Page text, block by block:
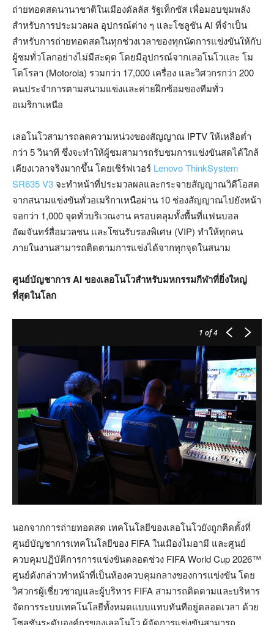
ถ่ายทอดสดนานาชาติในเมืองดัลลัส รัฐเท็กซัส เพื่อมอบขุมพลัง
สำหรับการประมวลผล อุปกรณ์ต่าง ๆ และโซลูชัน AI ที่จำเป็น
สำหรับการถ่ายทอดสดในทุกช่วงเวลาของทุกนัดการแข่งขันให้กับ
ผู้ชมทั่วโลกอย่างไม่มีสะดุด โดยมีอุปกรณ์จากเลอโนโวและ โม
โตโรลา (Motorola) รวมกว่า 17,000 เครื่อง และวิศวกรกว่า 200
คนประจำการตามสนามแข่งและค่ายฝึกซ้อมของทีมทั่ว
อเมริกาเหนือ
เลอโนโวสามารถลดความหน่วงของสัญญาณ IPTV ให้เหลือต่ำ
กว่า 5 วินาที ซึ่งจะทำให้ผู้ชมสามารถรับชมการแข่งขันสดได้ใกล้
เคียงเวลาจริงมากขึ้น โดยเซิร์ฟเวอร์ Lenovo ThinkSystem
SR635 V3 จะทำหน้าที่ประมวลผลและกระจายสัญญาณวิดีโอสด
จากสนามแข่งขันทั่วอเมริกาเหนือผ่าน 10 ช่องสัญญาณไปยังหน้า
จอกว่า 1,000 จุดทั่วบริเวณงาน ครอบคลุมทั้งพื้นที่แฟนบอล
อัฒจันทร์สื่อมวลชน และโซนรับรองพิเศษ (VIP) ทำให้ทุกคน
ภายในงานสามารถติดตามการแข่งได้จากทุกจุดในสนาม
ศูนย์บัญชาการ AI ของเลอโนโวสำหรับมหกรรมกีฬาที่ยิ่งใหญ่
ที่สุดในโลก
1 of 4
นอกจากการถ่ายทอดสด เทคโนโลยีของเลอโนโวยังถูกติดตั้งที่
ศูนย์บัญชาการเทคโนโลยีของ FIFA ในเมืองไมอามี และศูนย์
ควบคุมปฏิบัติการการแข่งขันตลอดช่วง FIFA World Cup 2026™
ศูนย์ดังกล่าวทำหน้าที่เป็นห้องควบคุมกลางของการแข่งขัน โดย
วิศวกรผู้เชี่ยวชาญและผู้บริหาร FIFA สามารถติดตามและบริหาร
จัดการระบบเทคโนโลยีทั้งหมดแบบแทบทันทีอยู่ตลอดเวลา ด้วย
โซลูชันระดับองค์กรของเลอโนโว ผู้จัดการแข่งขันสามารถ